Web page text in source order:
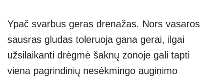
Ypač svarbus geras drenažas. Nors vasaros
sausras gludas toleruoja gana gerai, ilgai
užsilaikanti drėgmė šaknų zonoje gali tapti
viena pagrindinių nesėkmingo auginimo